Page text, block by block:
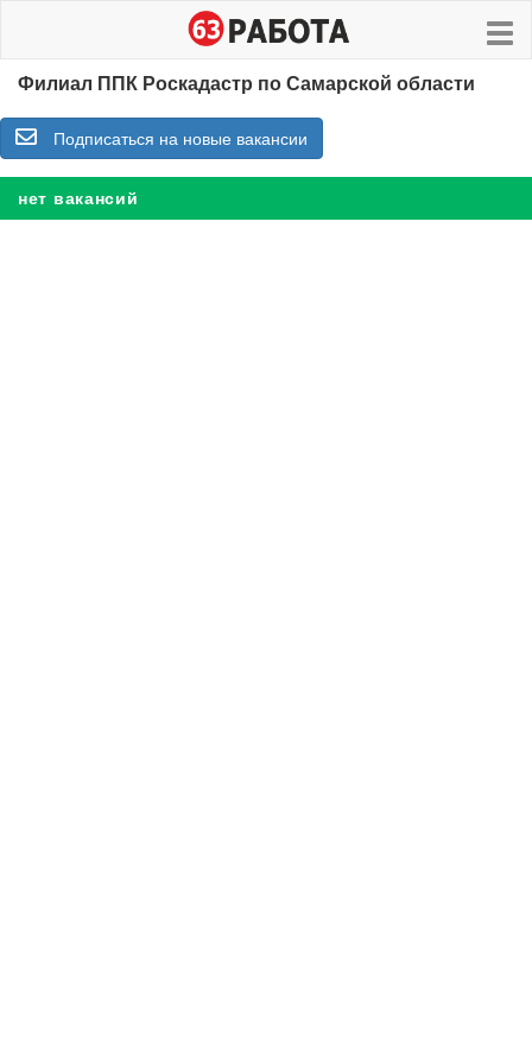
Филиал ППК Роскадастр по Самарской области
Подписаться на новые вакансии
нет вакансий